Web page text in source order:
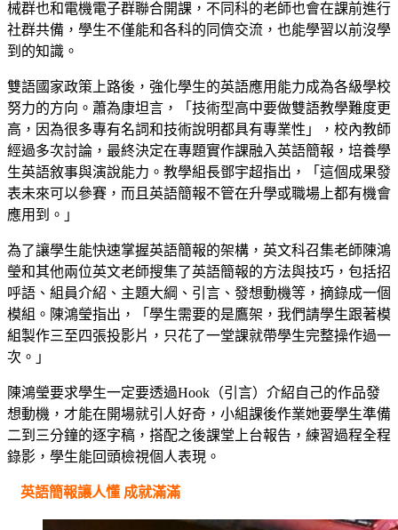
械群也和電機電子群聯合開課，不同科的老師也會在課前進行
社群共備，學生不僅能和各科的同儕交流，也能學習以前沒學
到的知識。
雙語國家政策上路後，強化學生的英語應用能力成為各級學校
努力的方向。蕭為康坦言，「技術型高中要做雙語教學難度更
高，因為很多專有名詞和技術說明都具有專業性」，校內教師
經過多次討論，最終決定在專題實作課融入英語簡報，培養學
生英語敘事與演說能力。教學組長鄧宇超指出，「這個成果發
表未來可以參賽，而且英語簡報不管在升學或職場上都有機會
應用到。」
為了讓學生能快速掌握英語簡報的架構，英文科召集老師陳鴻
瑩和其他兩位英文老師搜集了英語簡報的方法與技巧，包括招
呼語、組員介紹、主題大綱、引言、發想動機等，摘錄成一個
模組。陳鴻瑩指出，「學生需要的是鷹架，我們請學生跟著模
組製作三至四張投影片，只花了一堂課就帶學生完整操作過一
次。」
陳鴻瑩要求學生一定要透過Hook（引言）介紹自己的作品發
想動機，才能在開場就引人好奇，小組課後作業她要學生準備
二到三分鐘的逐字稿，搭配之後課堂上台報告，練習過程全程
錄影，學生能回頭檢視個人表現。
英語簡報讓人懂 成就滿滿